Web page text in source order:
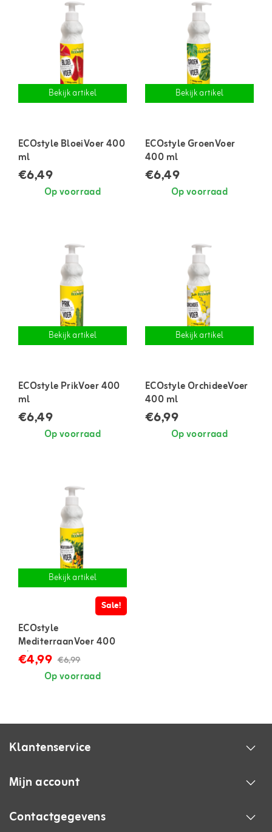
Bekijk artikel
ECOstyle BloeiVoer 400
ml
€6,49
Op voorraad
Bekijk artikel
ECOstyle GroenVoer
400 ml
€6,49
Op voorraad
Bekijk artikel
ECOstyle PrikVoer 400
ml
€6,49
Op voorraad
Bekijk artikel
ECOstyle OrchideeVoer
400 ml
€6,99
Op voorraad
Bekijk artikel
Sale!
ECOstyle
MediterraanVoer 400
ml
€4,99 €6,99
Op voorraad
Klantenservice
Mijn account
Contactgegevens